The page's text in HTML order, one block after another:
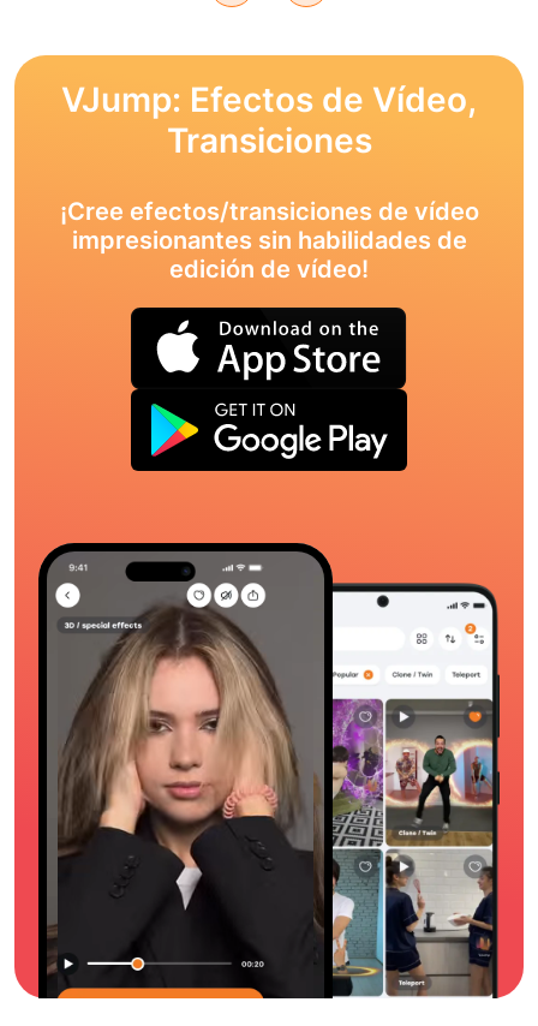
VJump: Efectos de Vídeo,
Transiciones
¡Cree efectos/transiciones de vídeo
impresionantes sin habilidades de
edición de vídeo!